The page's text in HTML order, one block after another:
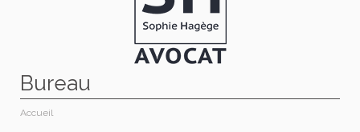
Bureau
Accueil